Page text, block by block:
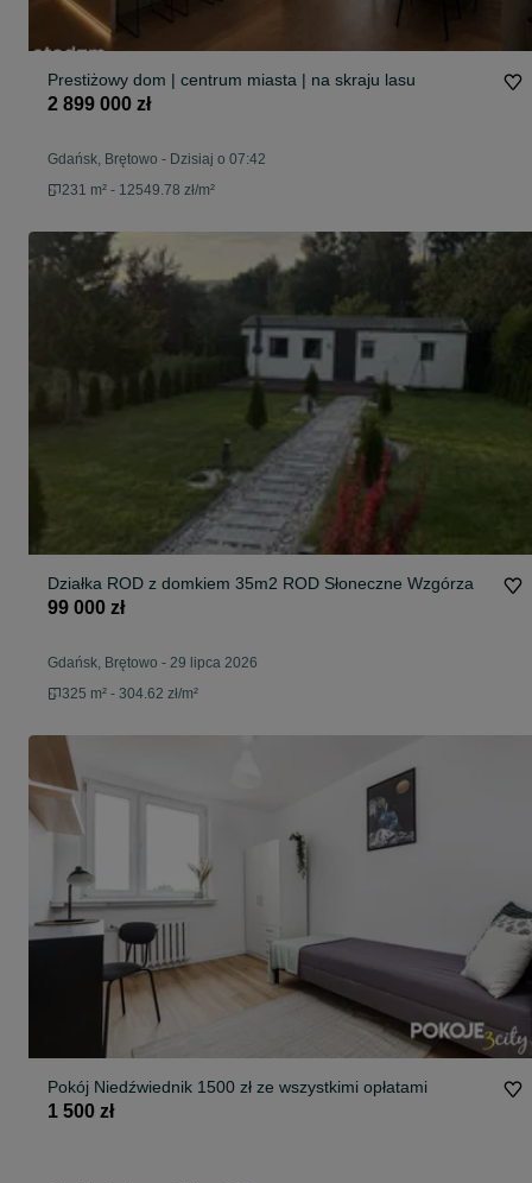
Prestiżowy dom | centrum miasta | na skraju lasu
2 899 000 zł
Gdańsk, Brętowo - Dzisiaj o 07:42
231 m² - 12549.78 zł/m²
Działka ROD z domkiem 35m2 ROD Słoneczne Wzgórza
99 000 zł
Gdańsk, Brętowo - 29 lipca 2026
325 m² - 304.62 zł/m²
Pokój Niedźwiednik 1500 zł ze wszystkimi opłatami
1 500 zł